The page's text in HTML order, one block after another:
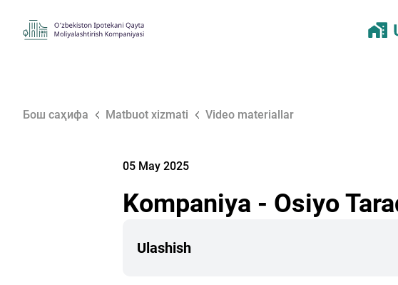
Бош саҳифа Matbuot xizmati Video materiallar
05 May 2025
Kompaniya - Osiyo
Ulashish